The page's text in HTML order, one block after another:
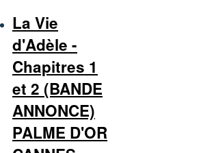
La Vie
d'Adèle -
Chapitres 1
et 2 (BANDE
ANNONCE)
PALME D'OR